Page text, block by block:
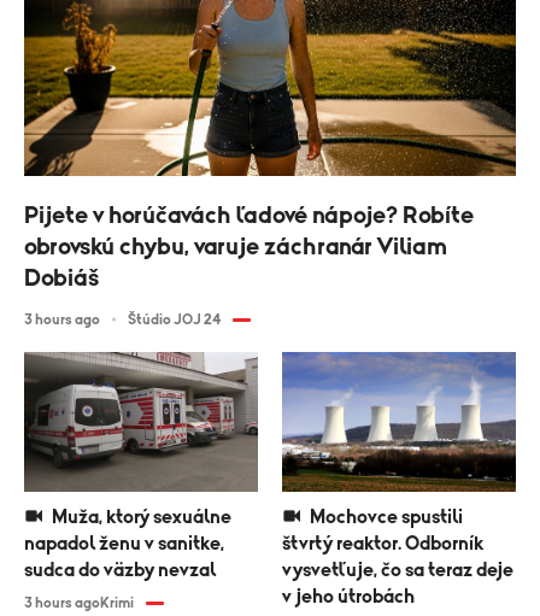
Pijete v horúčavách ľadové nápoje? Robíte
obrovskú chybu, varuje záchranár Viliam
Dobiáš
3 hours ago Štúdio JOJ 24
napadol ženu v sanitke,
sudca do väzby nevzal
3 hours agoKrimi
štvrtý reaktor. Odborník
vysvetľuje, čo sa teraz deje
v jeho útrobách